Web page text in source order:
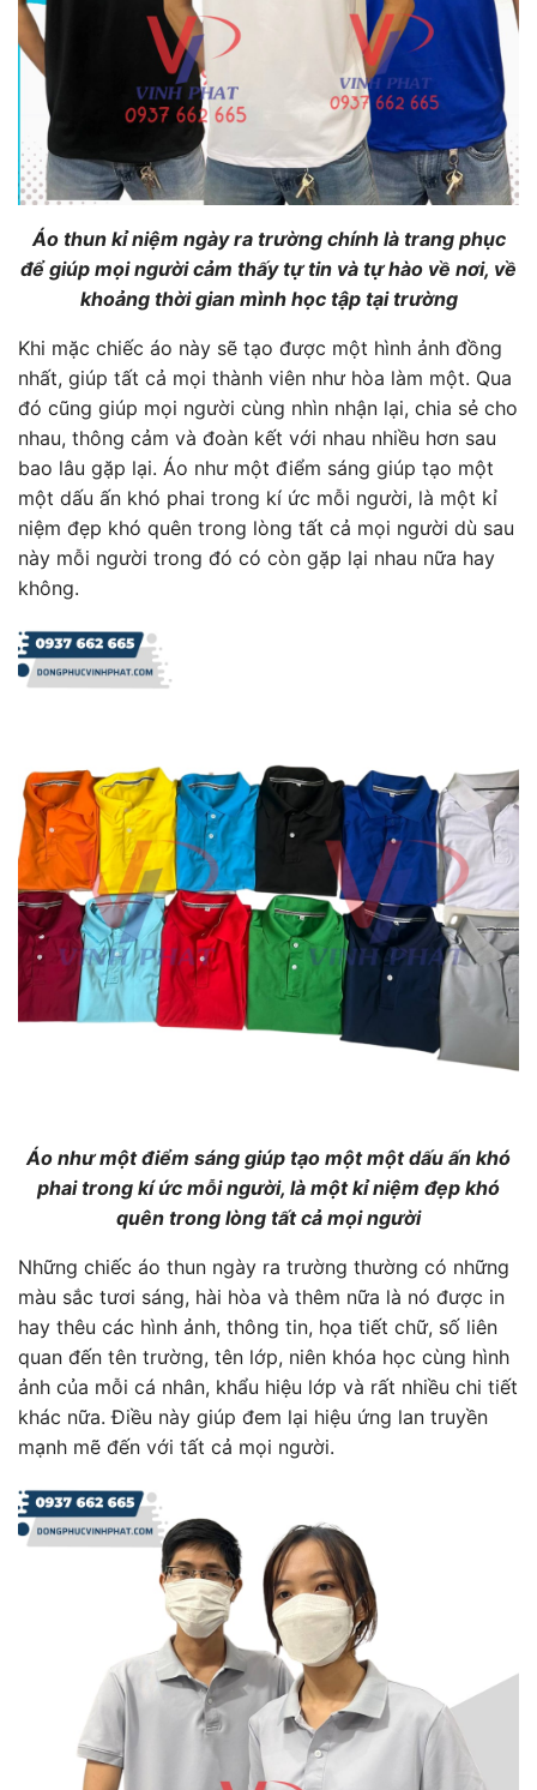
Áo thun kỉ niệm ngày ra trường chính là trang phục
để giúp mọi người cảm thấy tự tin và tự hào về nơi, về
khoảng thời gian mình học tập tại trường
Khi mặc chiếc áo này sẽ tạo được một hình ảnh đồng
nhất, giúp tất cả mọi thành viên như hòa làm một. Qua
đó cũng giúp mọi người cùng nhìn nhận lại, chia sẻ cho
nhau, thông cảm và đoàn kết với nhau nhiều hơn sau
bao lâu gặp lại. Áo như một điểm sáng giúp tạo một
một dấu ấn khó phai trong kí ức mỗi người, là một kỉ
niệm đẹp khó quên trong lòng tất cả mọi người dù sau
này mỗi người trong đó có còn gặp lại nhau nữa hay
không.
Áo như một điểm sáng giúp tạo một một dấu ấn khó
phai trong kí ức mỗi người, là một kỉ niệm đẹp khó
quên trong lòng tất cả mọi người
Những chiếc áo thun ngày ra trường thường có những
màu sắc tươi sáng, hài hòa và thêm nữa là nó được in
hay thêu các hình ảnh, thông tin, họa tiết chữ, số liên
quan đến tên trường, tên lớp, niên khóa học cùng hình
ảnh của mỗi cá nhân, khẩu hiệu lớp và rất nhiều chi tiết
khác nữa. Điều này giúp đem lại hiệu ứng lan truyền
mạnh mẽ đến với tất cả mọi người.